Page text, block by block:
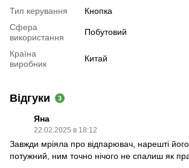
Тип керування
Кнопка
Сфера
використання
Побутовий
Країна
виробник
Китай
Відгуки 3
Яна
22.02.2025 в 18:12
Завжди мріяла про відпарювач, нарешті
потужний, ним точно нічого не спалиш як